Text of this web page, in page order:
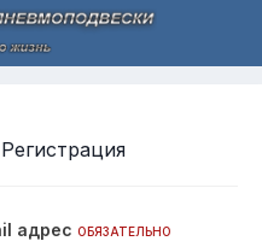
Регистрация
адрес ОБЯЗАТЕЛЬНО